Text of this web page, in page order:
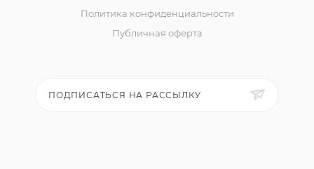
Политика конфиденциальности
Публичная оферта
ПОДПИСАТЬСЯ НА РАССЫЛКУ